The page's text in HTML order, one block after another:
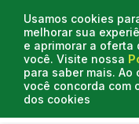
Usamos cookies
melhorar sua
e aprimorar a oferta
você. Visite nossa
para saber mais. Ao
você concorda com
dos cookies
Curtas e Venenosas